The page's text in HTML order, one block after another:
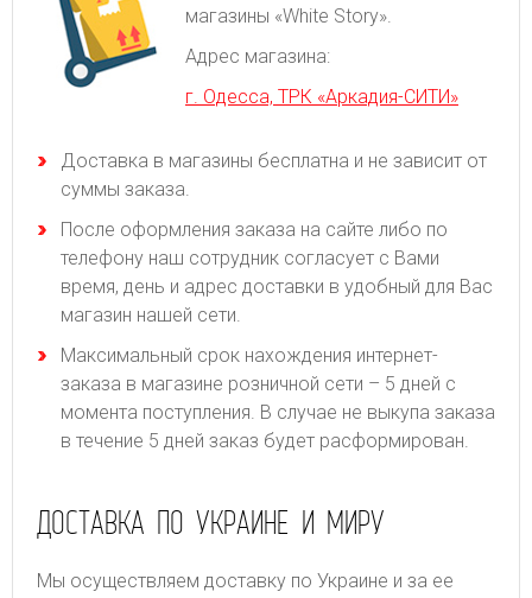
магазины «White Story».
Адрес магазина:
г. Одесса, ТРК «Аркадия-СИТИ»
Доставка в магазины бесплатна и не зависит от
суммы заказа.
После оформления заказа на сайте либо по
телефону наш сотрудник согласует с Вами
время, день и адрес доставки в удобный для Вас
магазин нашей сети.
Максимальный срок нахождения интернет-
заказа в магазине розничной сети – 5 дней с
момента поступления. В случае не выкупа заказа
в течение 5 дней заказ будет расформирован.
ДОСТАВКА ПО УКРАИНЕ И МИРУ
Мы осуществляем доставку по Украине и за ее